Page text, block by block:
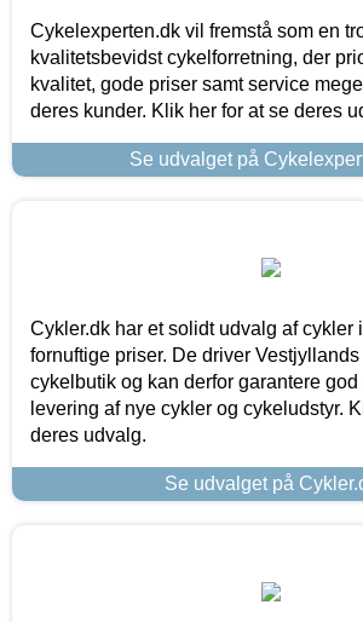
Cykelexperten.dk vil fremstå som en
kvalitetsbevidst cykelforretning, der
kvalitet, gode priser samt service
deres kunder. Klik her for at se deres
Se udvalget på
Cykler.dk har et solidt udvalg af cykler
fornuftige priser. De driver
cykelbutik og kan derfor garantere
levering af nye cykler og cykeludstyr.
deres udvalg.
Se udvalget på